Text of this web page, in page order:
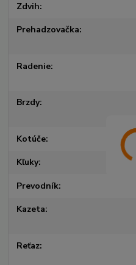
Zdvih
Prehadzovačka
Radenie
Brzdy
Kotúče
Kľuky
Prevodník
Kazeta
Reťaz